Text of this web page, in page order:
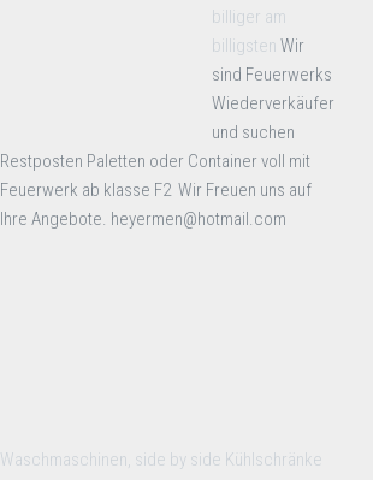
billiger am
billigsten Wir
sind Feuerwerks
Wiederverkäufer
und suchen
Restposten Paletten oder Container voll mit
Feuerwerk ab klasse F2 Wir Freuen uns auf
Ihre Angebote. heyermen@hotmail.com
Waschmaschinen, side by side Kühlschränke